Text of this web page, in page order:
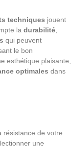
techniques jouent
la durabilité,
qui peuvent
le bon
esthétique plaisante,
optimales dans
résistance de votre
une